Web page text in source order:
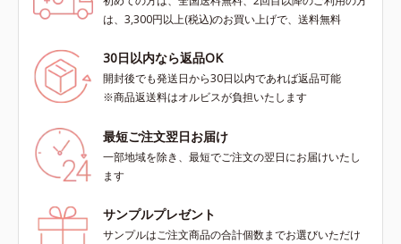
は、3,300円以上(税込)のお買い上げで、送料無料
30日以内なら返品OK
開封後でも発送日から30日以内であれば返品可能
※商品返送料はオルビスが負担いたします
最短ご注文翌日お届け
一部地域を除き、最短でご注文の翌日にお届けいたし
ます
サンプルプレゼント
サンプルはご注文商品の合計個数までお選びいただけ